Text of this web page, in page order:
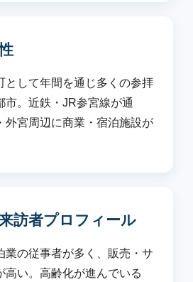
として年間を通じ多くの参拝
市。近鉄・JR参宮線が通
外宮周辺に商業・宿泊施設が
訪者プロフィール
業の従事者が多く、販売・サ
高い。高齢化が進んでいる